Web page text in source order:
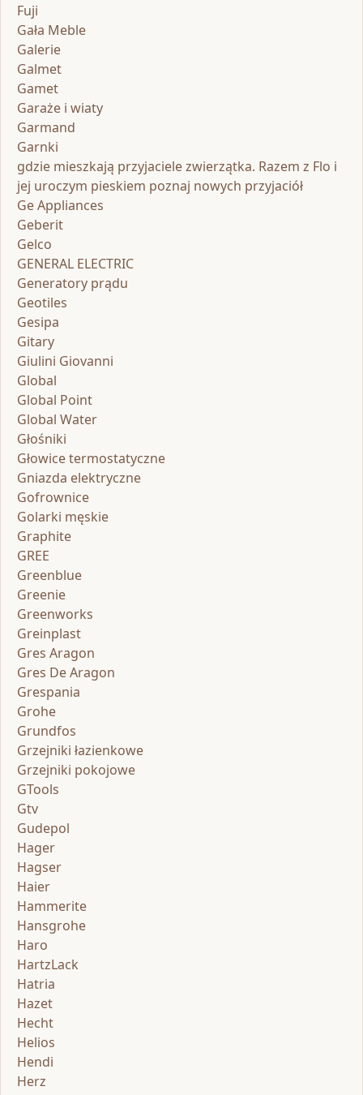
Fuji
Gała Meble
Galerie
Galmet
Gamet
Garaże i wiaty
Garmand
Garnki
gdzie mieszkają przyjaciele zwierzątka. Razem z Flo i
jej uroczym pieskiem poznaj nowych przyjaciół
Ge Appliances
Geberit
Gelco
GENERAL ELECTRIC
Generatory prądu
Geotiles
Gesipa
Gitary
Giulini Giovanni
Global
Global Point
Global Water
Głośniki
Głowice termostatyczne
Gniazda elektryczne
Gofrownice
Golarki męskie
Graphite
GREE
Greenblue
Greenie
Greenworks
Greinplast
Gres Aragon
Gres De Aragon
Grespania
Grohe
Grundfos
Grzejniki łazienkowe
Grzejniki pokojowe
GTools
Gtv
Gudepol
Hager
Hagser
Haier
Hammerite
Hansgrohe
Haro
HartzLack
Hatria
Hazet
Hecht
Helios
Hendi
Herz